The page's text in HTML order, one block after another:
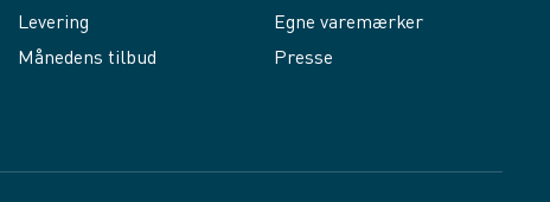
Levering
Månedens tilbud
Egne varemærker
Presse